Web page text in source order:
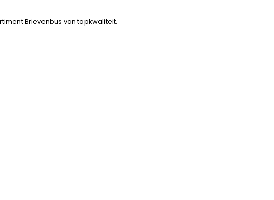
Brievenbus van topkwaliteit.